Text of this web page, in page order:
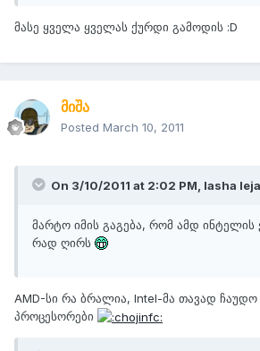
მასე ყველა ყველას ქურდი გამოდის :D
მიშა
Posted March 10, 2011
On 3/10/2011 at 2:02 PM, lasha
მარტო იმის გაგება, რომ ამდ
რად ღირს
AMD-სი რა ბრალია, Intel-მა თავად ჩაუდო
პროცესორები